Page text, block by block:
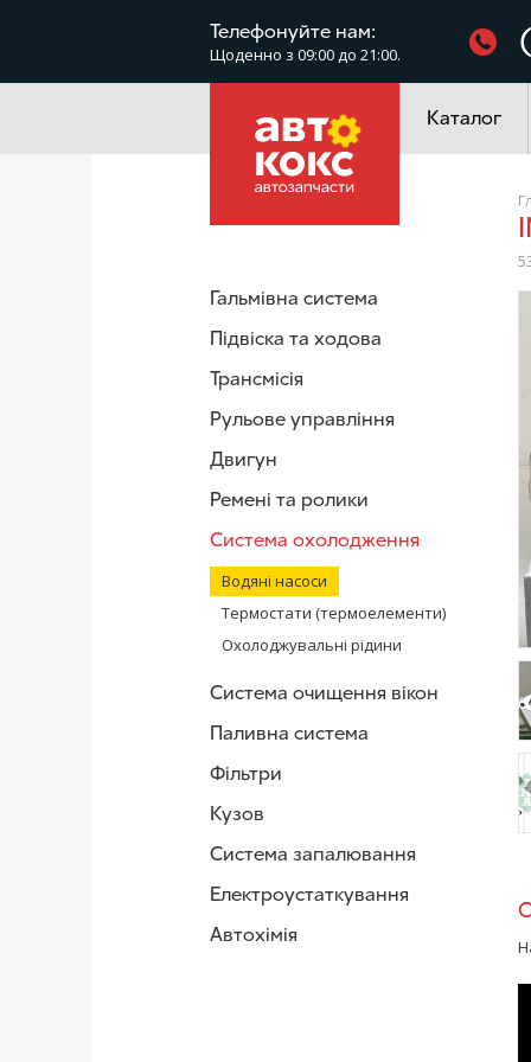
Телефонуйте нам:
Щоденно з 09:00 до 21:00.
Каталог
Гальмівна система
Підвіска та ходова
Трансмісія
Рульове управління
Двигун
Ремені та ролики
Система охолодження
Водяні насоси
Термостати (термоелементи)
Охолоджувальні рідини
Система очищення вікон
Паливна система
Фільтри
Кузов
Система запалювання
Електроустаткування
Автохімія
/>